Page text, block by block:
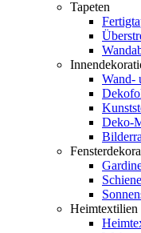
Tapeten
Wand-
Deko-
Heimtextilien